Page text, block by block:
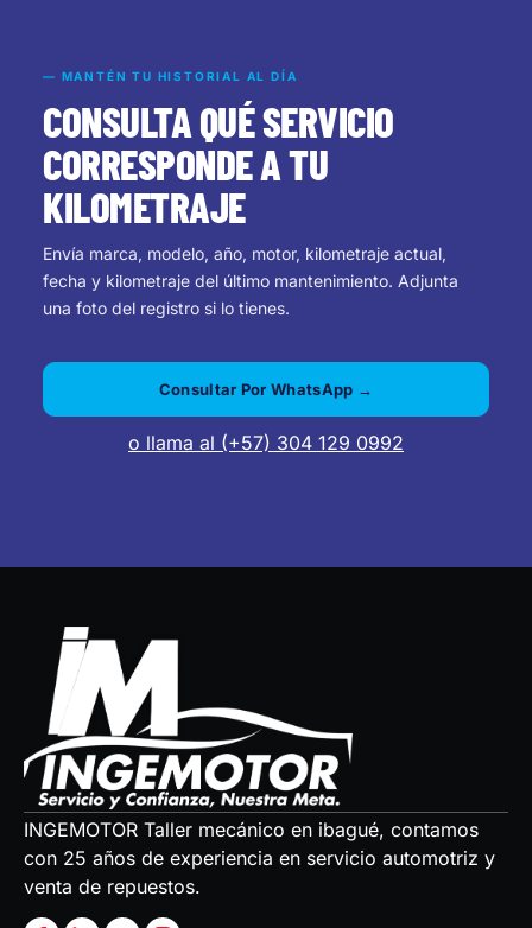
— MANTÉN TU HISTORIAL AL DÍA
CONSULTA QUÉ SERVICIO
CORRESPONDE A TU
KILOMETRAJE
Envía marca, modelo, año, motor, kilometraje actual,
fecha y kilometraje del último mantenimiento. Adjunta
una foto del registro si lo tienes.
Consultar Por WhatsApp →
o llama al (+57) 304 129 0992
INGEMOTOR Taller mecánico en ibagué, contamos
con 25 años de experiencia en servicio automotriz y
venta de repuestos.